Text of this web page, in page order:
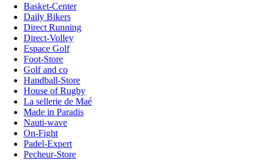
Basket-Center
Daily Bikers
Direct Running
Direct-Volley
Espace Golf
Foot-Store
Golf and co
Handball-Store
House of Rugby
La sellerie de Maé
Made in Paradis
Nauti-wave
On-Fight
Padel-Expert
Pecheur-Store